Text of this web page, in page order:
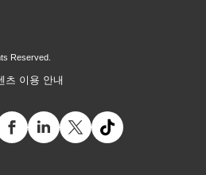
Reserved.
츠 이용 안내